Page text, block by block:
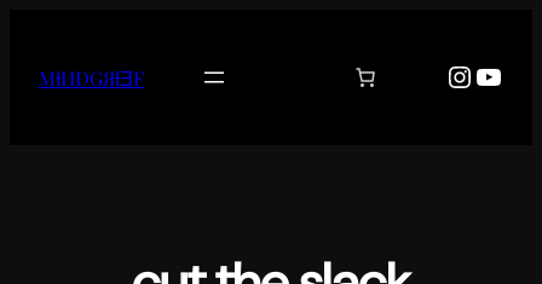
contenu
MƗИĐǤЯƗƎF